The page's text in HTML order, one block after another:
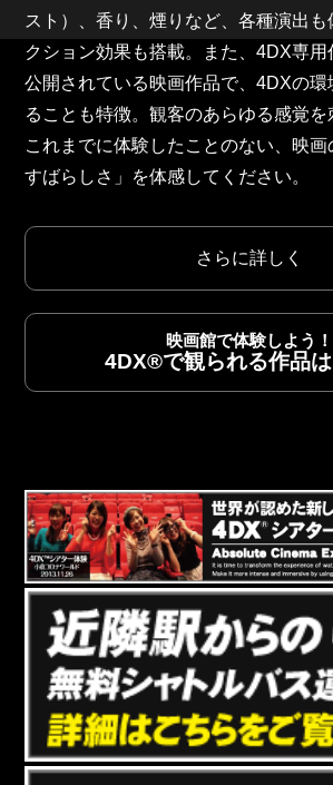
4DXトップ TOP
4DXとは？ THIS IS 4DX
CM/動画 CM/MOVIE
スト）、香り、煙りなど、各種演出も
クション効果も搭載。また、4DX専
公開されている映画作品で、4DXの環
ることも特徴。観客のあらゆる感覚を
これまでに体験したことのない、映画
すばらしさ」を体感してください。
さらに詳しく
映画館で体験しよう！
4DX®で観られる作品